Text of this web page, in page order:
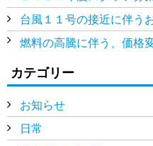
台風１１号の接近に伴う
燃料の高騰に伴う、価格
カテゴリー
お知らせ
日常